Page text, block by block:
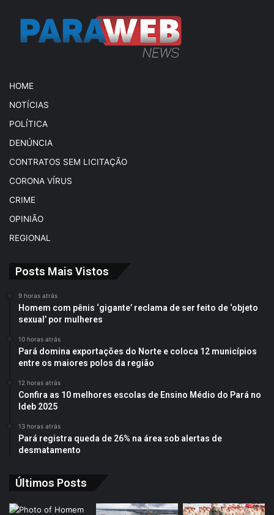
HOME
NOTÍCIAS
POLÍTICA
DENÚNCIA
CONTRATOS SEM LICITAÇÃO
CORONA VÍRUS
CRIME
OPINIÃO
REGIONAL
Posts Mais Vistos
9 horas atrás
Homem com pênis ‘gigante’ reclama de ser feito de ‘objeto
sexual’ por mulheres
10 horas atrás
Pará domina exportações do Norte e coloca 12 municípios
entre os maiores polos da região
12 horas atrás
Confira as 10 melhores escolas de Ensino Médio do Pará no
Ideb 2025
13 horas atrás
Pará registra queda de 26% na área sob alertas de
desmatamento
Últimos Posts